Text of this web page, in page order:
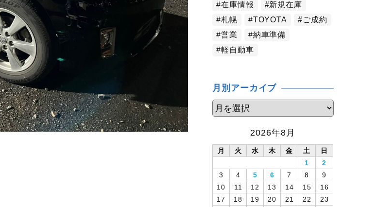
在庫情報
新規在庫
札幌
TOYOTA
ご成約
営業
納車準備
軽自動車
月別アーカイブ
2026年8月
月 火 水 木 金 土
日
1
2
3
4 5 6 7 8
9
10
11 12 13 14 15
16
17
18 19 20 21 22
23